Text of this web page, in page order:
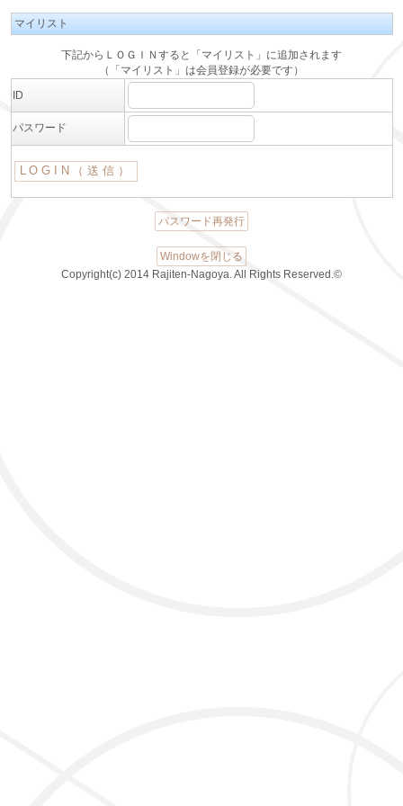
マイリスト
下記からＬＯＧＩＮすると「マイリスト」に追加されます
（「マイリスト」は会員登録が必要です）
ID
パスワード
パスワード再発行
Windowを閉じる
Copyright(c) 2014 Rajiten-Nagoya. All Rights Reserved.©